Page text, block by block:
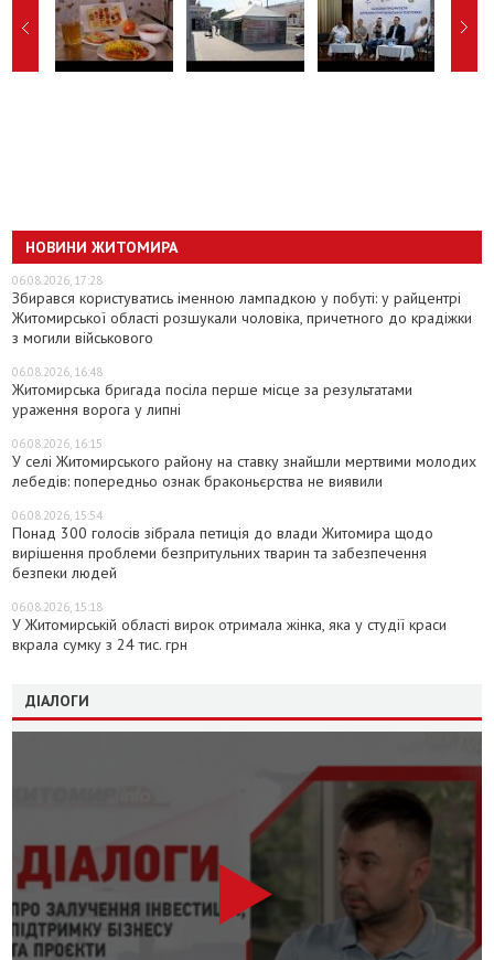
НОВИНИ ЖИТОМИРА
06.08.2026, 17:28
Збирався користуватись іменною лампадкою у побуті: у райцентрі
Житомирської області розшукали чоловіка, причетного до крадіжки
з могили військового
06.08.2026, 16:48
Житомирська бригада посіла перше місце за результатами
ураження ворога у липні
06.08.2026, 16:15
У селі Житомирського району на ставку знайшли мертвими молодих
лебедів: попередньо ознак браконьєрства не виявили
06.08.2026, 15:54
Понад 300 голосів зібрала петиція до влади Житомира щодо
вирішення проблеми безпритульних тварин та забезпечення
безпеки людей
06.08.2026, 15:18
У Житомирській області вирок отримала жінка, яка у студії краси
вкрала сумку з 24 тис. грн
ДІАЛОГИ